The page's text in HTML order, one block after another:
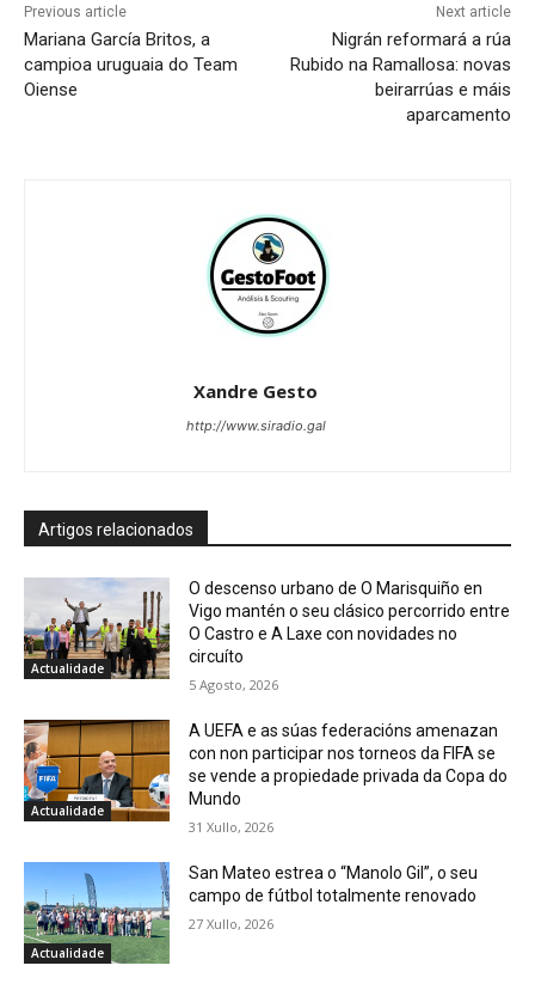
Previous article
Mariana García Britos, a
campioa uruguaia do Team
Oiense
Next article
Nigrán reformará a rúa
Rubido na Ramallosa: novas
beirarrúas e máis
aparcamento
Xandre Gesto
http://www.siradio.gal
Artigos relacionados
Actualidade
O descenso urbano de O Marisquiño en
Vigo mantén o seu clásico percorrido entre
O Castro e A Laxe con novidades no
circuíto
5 Agosto, 2026
Actualidade
A UEFA e as súas federacións amenazan
con non participar nos torneos da FIFA se
se vende a propiedade privada da Copa do
Mundo
31 Xullo, 2026
Actualidade
San Mateo estrea o “Manolo Gil”, o seu
campo de fútbol totalmente renovado
27 Xullo, 2026